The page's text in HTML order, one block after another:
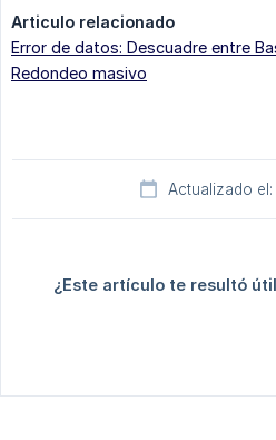
Articulo relacionado
Error de datos: Descuadre entre
Redondeo masivo
Actualizado
¿Este artículo te resultó